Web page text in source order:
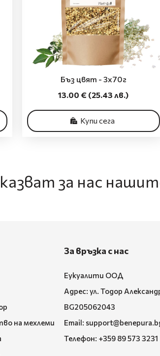
Бъз цвят - 3x70г
13.00 € (25.43 лв.)
Купи сега
за нас
на мехлеми
За връзка с нас
Еукуалити ООД
Адрес: ул. Тодор
BG205062043
Email:
Телефон: +359 89 573 3231